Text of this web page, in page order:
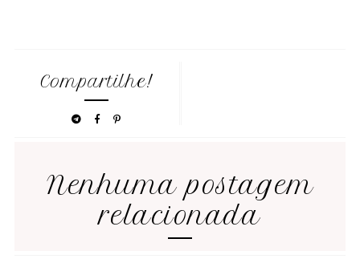
Compartilhe!
Nenhuma postagem
relacionada